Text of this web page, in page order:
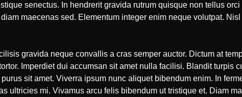
senectus. In hendrerit gravida rutrum quisque non tellus
maecenas sed. Elementum integer enim neque volutpat.
gravida neque convallis a cras semper auctor. Dictum at
Imperdiet dui accumsan sit amet nulla facilisi. Blandit turpis
sit amet. Viverra ipsum nunc aliquet bibendum enim. In
ultricies mi. Vivamus arcu felis bibendum ut tristique et. Diam